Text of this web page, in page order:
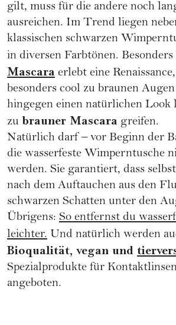
gilt, muss für die andere noch
ausreichen. Im Trend liegen
klassischen schwarzen
in diversen Farbtönen. Besonders
Mascara erlebt eine
besonders cool zu braunen
hingegen einen natürlichen Look
zu brauner Mascara greifen.
Natürlich darf – vor Beginn der
die wasserfeste Wimperntusche
werden. Sie garantiert, dass
nach dem Auftauchen aus den
schwarzen Schatten unter den
Übrigens: So entfernst du
leichter. Und natürlich werden
Bioqualität, vegan und
Spezialprodukte für
angeboten.